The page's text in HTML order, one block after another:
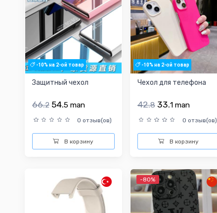
-10% на 2-ой товар
Защитный чехол
66.2 54.5 man
0 отзыв(ов)
В корзину
-10% на 2-ой товар
Чехол для телефона
42.8 33.1 man
0 отзыв(ов)
В корзину
-80%